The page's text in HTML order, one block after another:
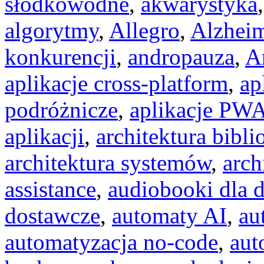
algorytmy, Allegro,
konkurencji, andropauza,
aplikacje cross-platform,
podróżnicze, aplikacje
aplikacji, architektura
architektura systemów,
assistance, audiobooki dla
dostawcze, automaty AI,
automatyzacja no-code,